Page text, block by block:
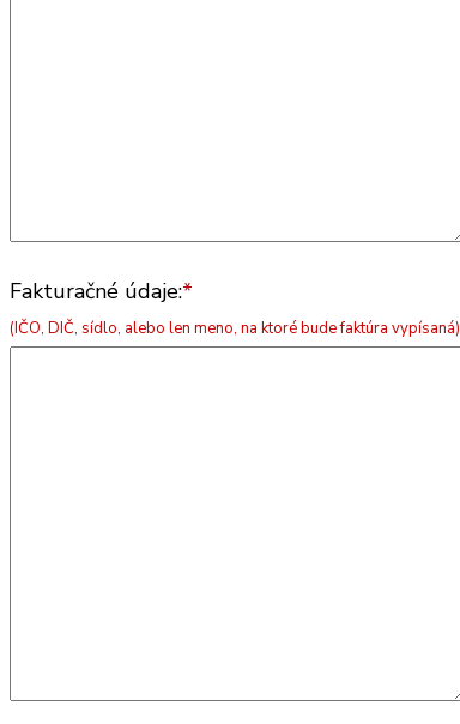
Fakturačné údaje:*
(IČO, DIČ, sídlo, alebo len meno, na ktoré bude faktúra vypísaná)